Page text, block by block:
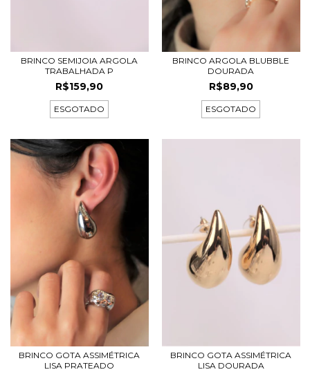
BRINCO SEMIJOIA ARGOLA
TRABALHADA P
R$159,90
ESGOTADO
BRINCO ARGOLA BLUBBLE
DOURADA
R$89,90
ESGOTADO
BRINCO GOTA ASSIMÉTRICA
LISA PRATEADO
BRINCO GOTA ASSIMÉTRICA
LISA DOURADA